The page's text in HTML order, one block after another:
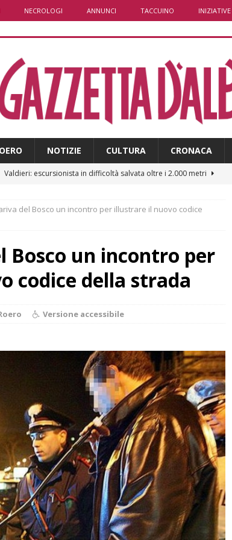
NECROLOGI ANNUNCI TACCUINO INIZIATIVE
NOTIZIE CULTURA CRONACA
Valdieri: escursionista in difficoltà salvata oltre i 2.000 metri
Caso Galeasso in Comune ad Alba, per la Lega le dimissioni
ITINERARI / La ciclabile del Ponente ligure sui vecchi binari
PRIMO PIANO
Alba: lunedì 10 agosto tornano le “Notti del vino”
ALBA
Dal 13 al 16 agosto a Priocca c’è la Sagra della costata di
Rotary Club Bra: arriva il “Premio per l’Eccellenza” BRA
del Bosco un incontro per illustrare il nuovo codice
Bosco un incontro per
codice della strada
Versione accessibile